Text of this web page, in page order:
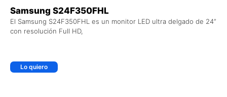
Samsung S24F350FHL
El Samsung S24F350FHL es un monitor LED ultra delgado de 24”
con resolución Full HD,
Lo quiero